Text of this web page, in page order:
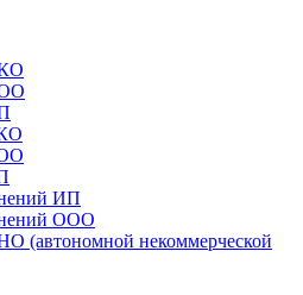
ИП
ООО
(автономной некоммерческой